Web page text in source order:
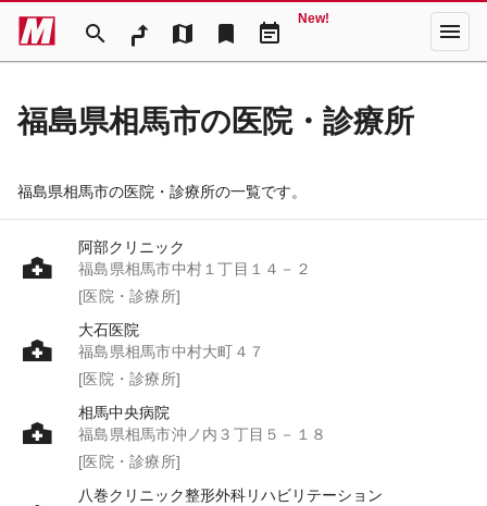
search map bookmark event_note
New! menu
福島県相馬市の医院・診療所
福島県相馬市の医院・診療所の一覧です。
阿部クリニック
福島県相馬市中村１丁目１４－２
[医院・診療所]
大石医院
福島県相馬市中村大町４７
[医院・診療所]
相馬中央病院
福島県相馬市沖ノ内３丁目５－１８
[医院・診療所]
八巻クリニック整形外科リハビリテーション